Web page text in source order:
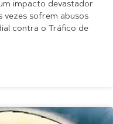
impacto devastador
vezes sofrem abusos
contra o Tráfico de